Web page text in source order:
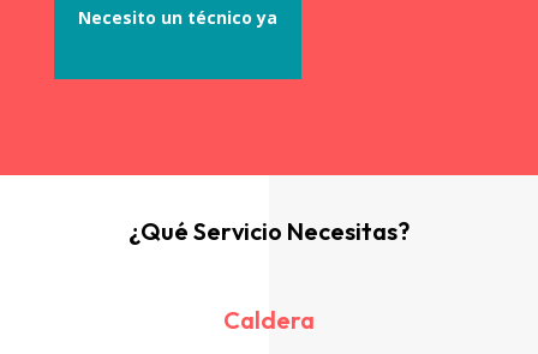
Necesito un técnico ya
¿Qué Servicio Necesitas?
Caldera